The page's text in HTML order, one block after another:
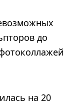
до
на 20